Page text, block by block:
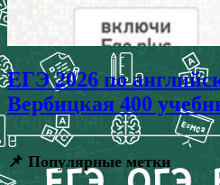
ЕГЭ 2026 по
Вербицкая 400
📌 Популярные метки